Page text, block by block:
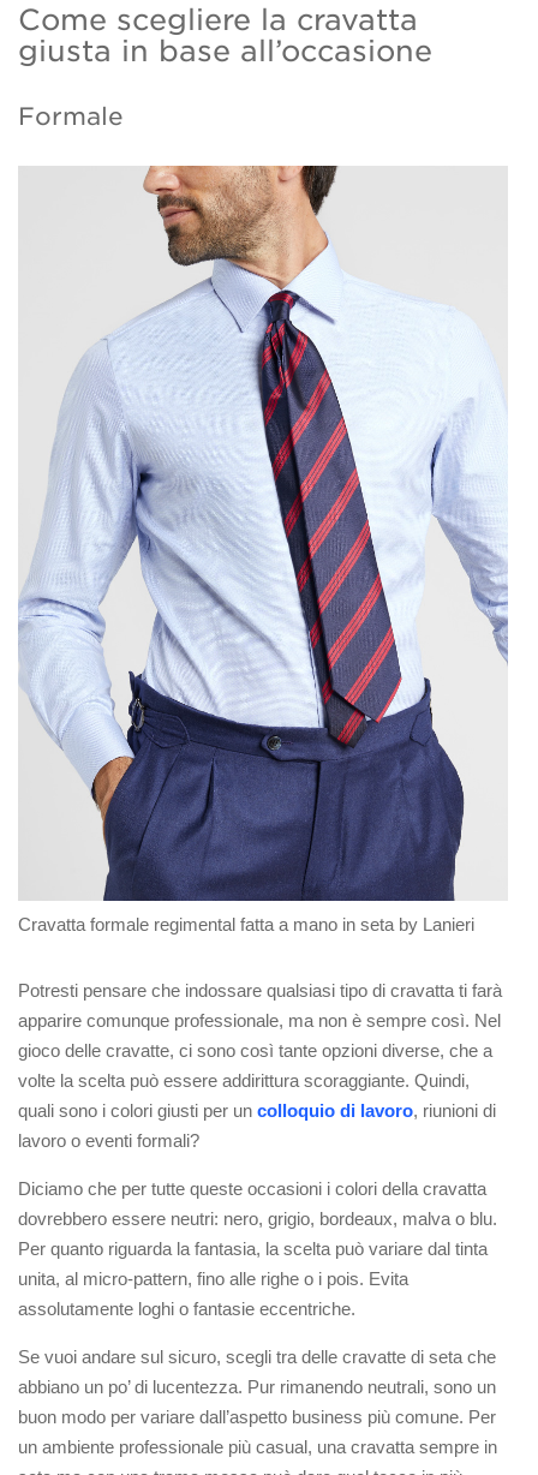
Come scegliere la cravatta
giusta in base all’occasione
Formale
Cravatta formale regimental fatta a mano in seta by Lanieri
Potresti pensare che indossare qualsiasi tipo di cravatta ti farà
apparire comunque professionale, ma non è sempre così. Nel
gioco delle cravatte, ci sono così tante opzioni diverse, che a
volte la scelta può essere addirittura scoraggiante. Quindi,
quali sono i colori giusti per un colloquio di lavoro, riunioni di
lavoro o eventi formali?
Diciamo che per tutte queste occasioni i colori della cravatta
dovrebbero essere neutri: nero, grigio, bordeaux, malva o blu.
Per quanto riguarda la fantasia, la scelta può variare dal tinta
unita, al micro-pattern, fino alle righe o i pois. Evita
assolutamente loghi o fantasie eccentriche.
Se vuoi andare sul sicuro, scegli tra delle cravatte di seta che
abbiano un po’ di lucentezza. Pur rimanendo neutrali, sono un
buon modo per variare dall’aspetto business più comune. Per
un ambiente professionale più casual, una cravatta sempre in